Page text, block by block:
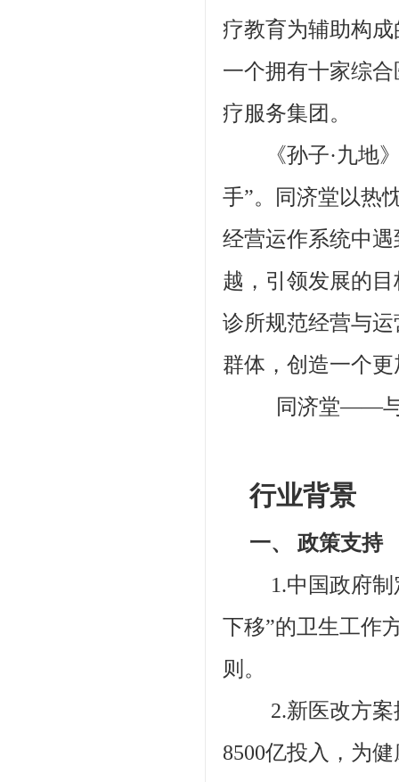
疗教育为辅助构
一个拥有十家综
疗服务集团。
《孙子·九地》
手”。同济堂以热
经营运作系统中
越，引领发展的
诊所规范经营与
群体，创造一个
同济堂——与时
行业背景
一、 政策支持
1.中国政府制定
下移”的卫生工作
则。
2.新医改方案提
8500亿投入，为